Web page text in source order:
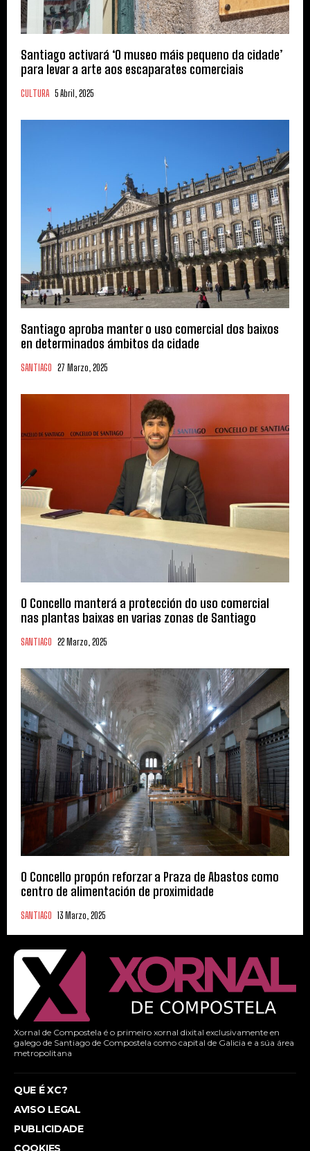
Santiago activará ‘O museo máis pequeno da cidade’
para levar a arte aos escaparates comerciais
CULTURA 5 Abril, 2025
Santiago aproba manter o uso comercial dos baixos
en determinados ámbitos da cidade
SANTIAGO 27 Marzo, 2025
O Concello manterá a protección do uso comercial
nas plantas baixas en varias zonas de Santiago
SANTIAGO 22 Marzo, 2025
O Concello propón reforzar a Praza de Abastos como
centro de alimentación de proximidade
SANTIAGO 13 Marzo, 2025
Xornal de Compostela é o primeiro xornal dixital exclusivamente en
galego de Santiago de Compostela como capital de Galicia e a súa área
metropolitana
QUE É XC?
AVISO LEGAL
PUBLICIDADE
COOKIES